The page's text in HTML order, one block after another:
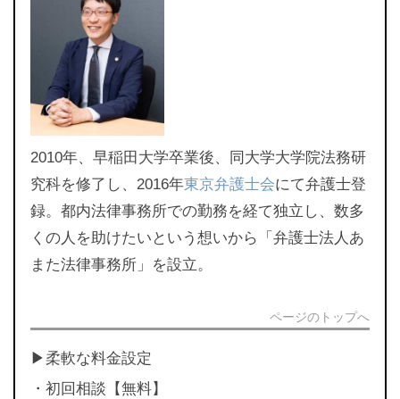
2010年、早稲田大学卒業後、同大学大学院法務研
究科を修了し、2016年東京弁護士会にて弁護士登
録。都内法律事務所での勤務を経て独立し、数多
くの人を助けたいという想いから「弁護士法人あ
また法律事務所」を設立。
ページのトップへ
▶︎柔軟な料金設定
・初回相談【無料】